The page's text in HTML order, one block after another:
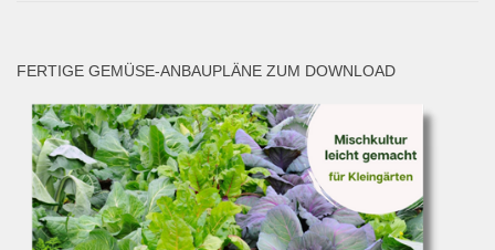
FERTIGE GEMÜSE-ANBAUPLÄNE ZUM DOWNLOAD